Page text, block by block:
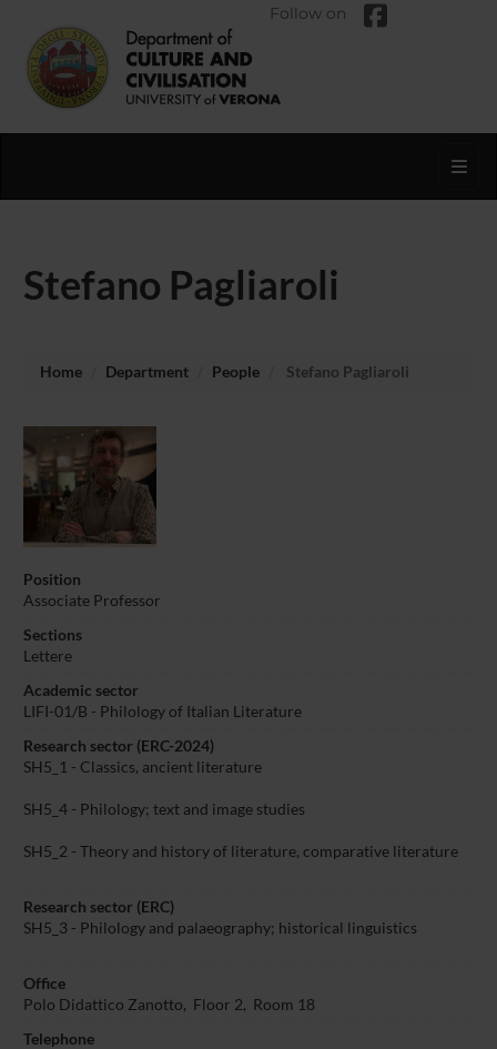
Follow on
Stefano Pagliaroli
Home Department People Stefano Pagliaroli
Position
Associate Professor
Sections
Lettere
Academic sector
LIFI-01/B - Philology of Italian Literature
Research sector (ERC-2024)
SH5_1 - Classics, ancient literature
SH5_4 - Philology; text and image studies
SH5_2 - Theory and history of literature, comparative literature
Research sector (ERC)
SH5_3 - Philology and palaeography; historical linguistics
Office
Polo Didattico Zanotto, Floor 2, Room 18
Telephone